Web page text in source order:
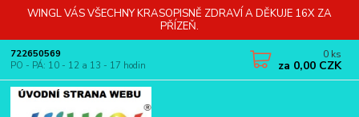
WINGL VÁS VŠECHNY KRASOPISNĚ ZDRAVÍ A DĚKUJE 16X ZA
PŘÍZEŇ.
722650569
PO - PÁ: 10 - 12 a 13 - 17 hodin
0 ks
za 0,00 CZK